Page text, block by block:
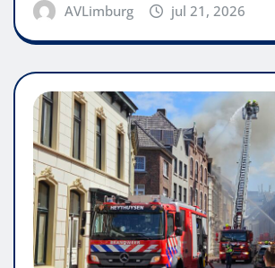
AVLimburg jul 21, 2026